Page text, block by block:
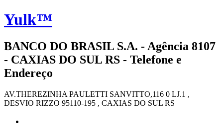
Yulk™
BANCO DO BRASIL S.A. - Agência 8107
- CAXIAS DO SUL RS - Telefone e
Endereço
AV.THEREZINHA PAULETTI SANVITTO,116 0 LJ.1 ,
DESVIO RIZZO 95110-195 , CAXIAS DO SUL RS